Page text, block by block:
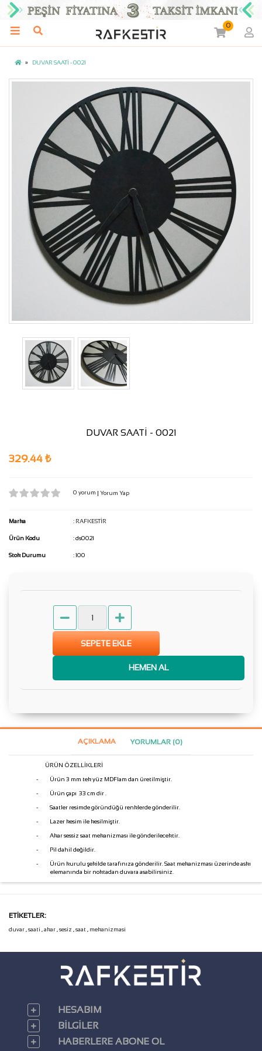
0
DUVAR SAATİ - 0021
DUVAR SAATİ - 0021
329.44 ₺
0 yorum | Yorum Yap
Marka : RAFKESTİR
Ürün Kodu : ds0021
Stok Durumu : 100
SEPETE EKLE
HEMEN AL
AÇIKLAMA YORUMLAR (0)
ÜRÜN ÖZELLİKLERİ
- Ürün 3 mm tek yüz MDFlam dan üretilmiştir.
- Ürün çapı 33 cm dir .
- Saatler resimde göründüğü renklerde gönderilir.
- Lazer kesim ile kesilmiştir.
- Akar sessiz saat mekanizması ile gönderilecektir.
- Pil dahil değildir.
-
Ürün kurulu şekilde tarafınıza gönderilir. Saat mekanizması üzerinde askı
elemanında bir noktadan duvara asabilirsiniz.
ETIKETLER:
duvar saati akar sesiz saat mekanizmasi
HESABIM
BILGILER
HABERLERE ABONE OL